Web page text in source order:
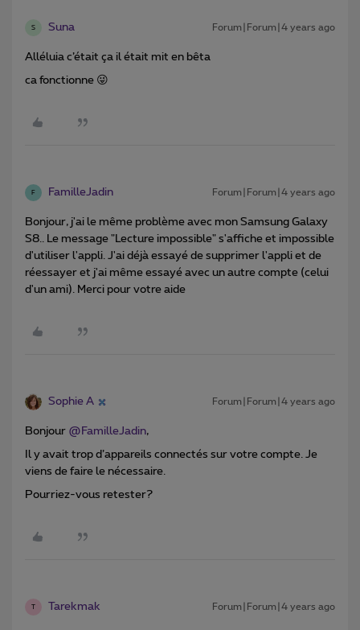
S Suna Forum|Forum|4 years ago
Alléluia c’était ça il était mit en bêta
ca fonctionne 😜
F FamilleJadin Forum|Forum|4 years ago
Bonjour, j'ai le même problème avec mon Samsung Galaxy
S8.. Le message "Lecture impossible" s'affiche et impossible
d'utiliser l'appli. J'ai déjà essayé de supprimer l'appli et de
réessayer et j'ai même essayé avec un autre compte (celui
d'un ami). Merci pour votre aide
Sophie A Forum|Forum|4 years ago
Bonjour @FamilleJadin,
Il y avait trop d’appareils connectés sur votre compte. Je
viens de faire le nécessaire.
Pourriez-vous retester?
Tarekmak Forum|Forum|4 years ago